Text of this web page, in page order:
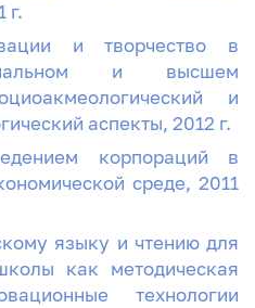
г.
и творчество в
и высшем
и
аспекты, 2012 г.
корпораций в
среде, 2011
языку и чтению для
как методическая
технологии